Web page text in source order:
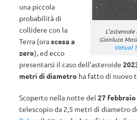
Gianluca
Virtual
una piccola
probabilità di
collidere con la
Terra (orascesa a
zero), ed ecco
presentarsi il caso dell’asteroide
metri di diametro ha fatto di nuovo
Scoperto nella notte del 27 febbraio
telescopio da 2,5 metri di diametro